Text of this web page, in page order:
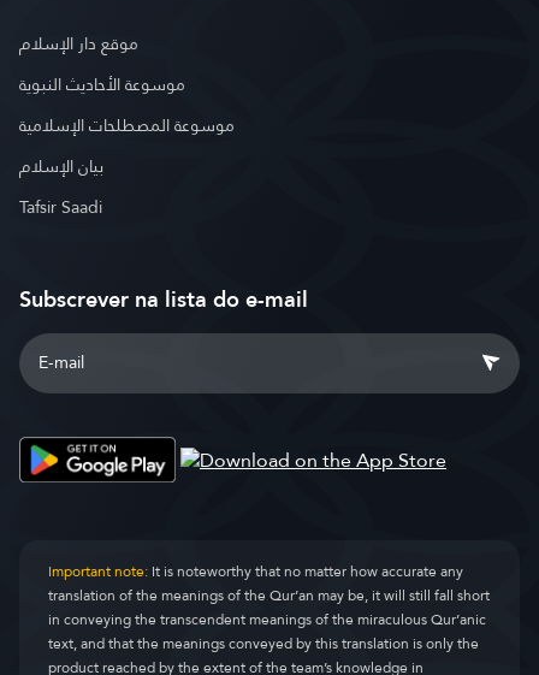
موقع دار الإسلام
موسوعة الأحاديث النبوية
موسوعة المصطلحات الإسلامية
بيان الإسلام
Tafsir Saadi
Subscrever na lista do e-mail
Important note:It is noteworthy that no matter how accurate any
translation of the meanings of the Qur’an may be, it will still fall short
in conveying the transcendent meanings of the miraculous Qur’anic
text, and that the meanings conveyed by this translation is only the
product reached by the extent of the team’s knowledge in